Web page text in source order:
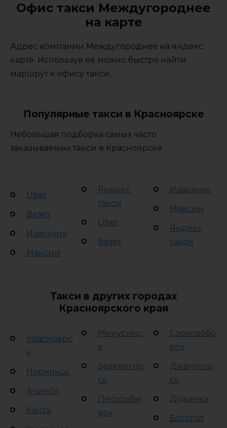
Офис такси Междугороднее
на карте
Адрес компании Междугороднее на яндекс
карте. Используя ее можно быстро найти
маршрут к офису такси.
Популярные такси в Красноярске
Небольшая подборка самых часто
заказываемых такси в Красноярске.
Uber
Везет
Извозчик
Максим
Яндекс
такси
Uber
Везет
Извозчик
Максим
Яндекс
такси
Такси в других городах
Красноярского края
Красноярс
к
Норильск
Ачинск
Канск
Минусинс
к
Зеленогор
ск
Лесосиби
рск
Сосновобо
рск
Дивногор
ск
Дудинка
Боготол